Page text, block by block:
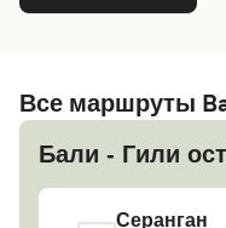
Все маршруты
Бали - Гили
Серанган